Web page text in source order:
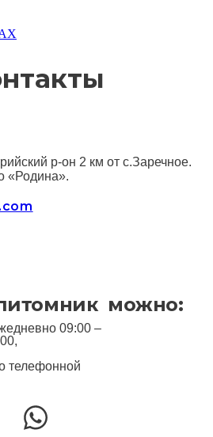
р-он 2 км от с.Заречное.
«Родина».
можно:
09:00 –
телефонной